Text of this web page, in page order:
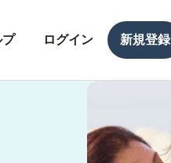
プ ログイン 新規登録
）